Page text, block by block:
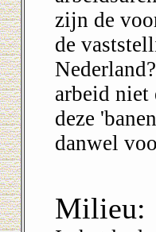
zijn de
de
arbeid niet
deze
danwel
Milieu: